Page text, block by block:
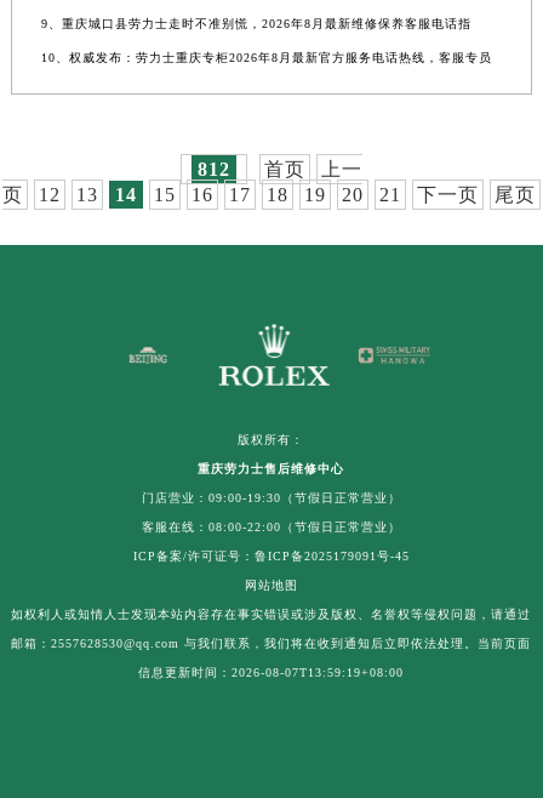
9、重庆城口县劳力士走时不准别慌，2026年8月最新维修保养客服电话指
10、权威发布：劳力士重庆专柜2026年8月最新官方服务电话热线，客服专员
812 首页
上一
页
12 13 14 15 16 17 18 19 20 21 下一页 尾页
版权所有：
重庆劳力士售后维修中心
门店营业：09:00-19:30（节假日正常营业）
客服在线：08:00-22:00（节假日正常营业）
ICP备案/许可证号：鲁ICP备2025179091号-45
网站地图
如权利人或知情人士发现本站内容存在事实错误或涉及版权、名誉权等侵权问题，请通过
邮箱：2557628530@qq.com 与我们联系，我们将在收到通知后立即依法处理。当前页面
信息更新时间：2026-08-07T13:59:19+08:00